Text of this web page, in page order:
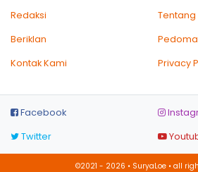
Redaksi
Tentang
Beriklan
Kontak Kami
Privacy
Facebook
Twitter
©2021 - 2026 • SuryaLoe • all